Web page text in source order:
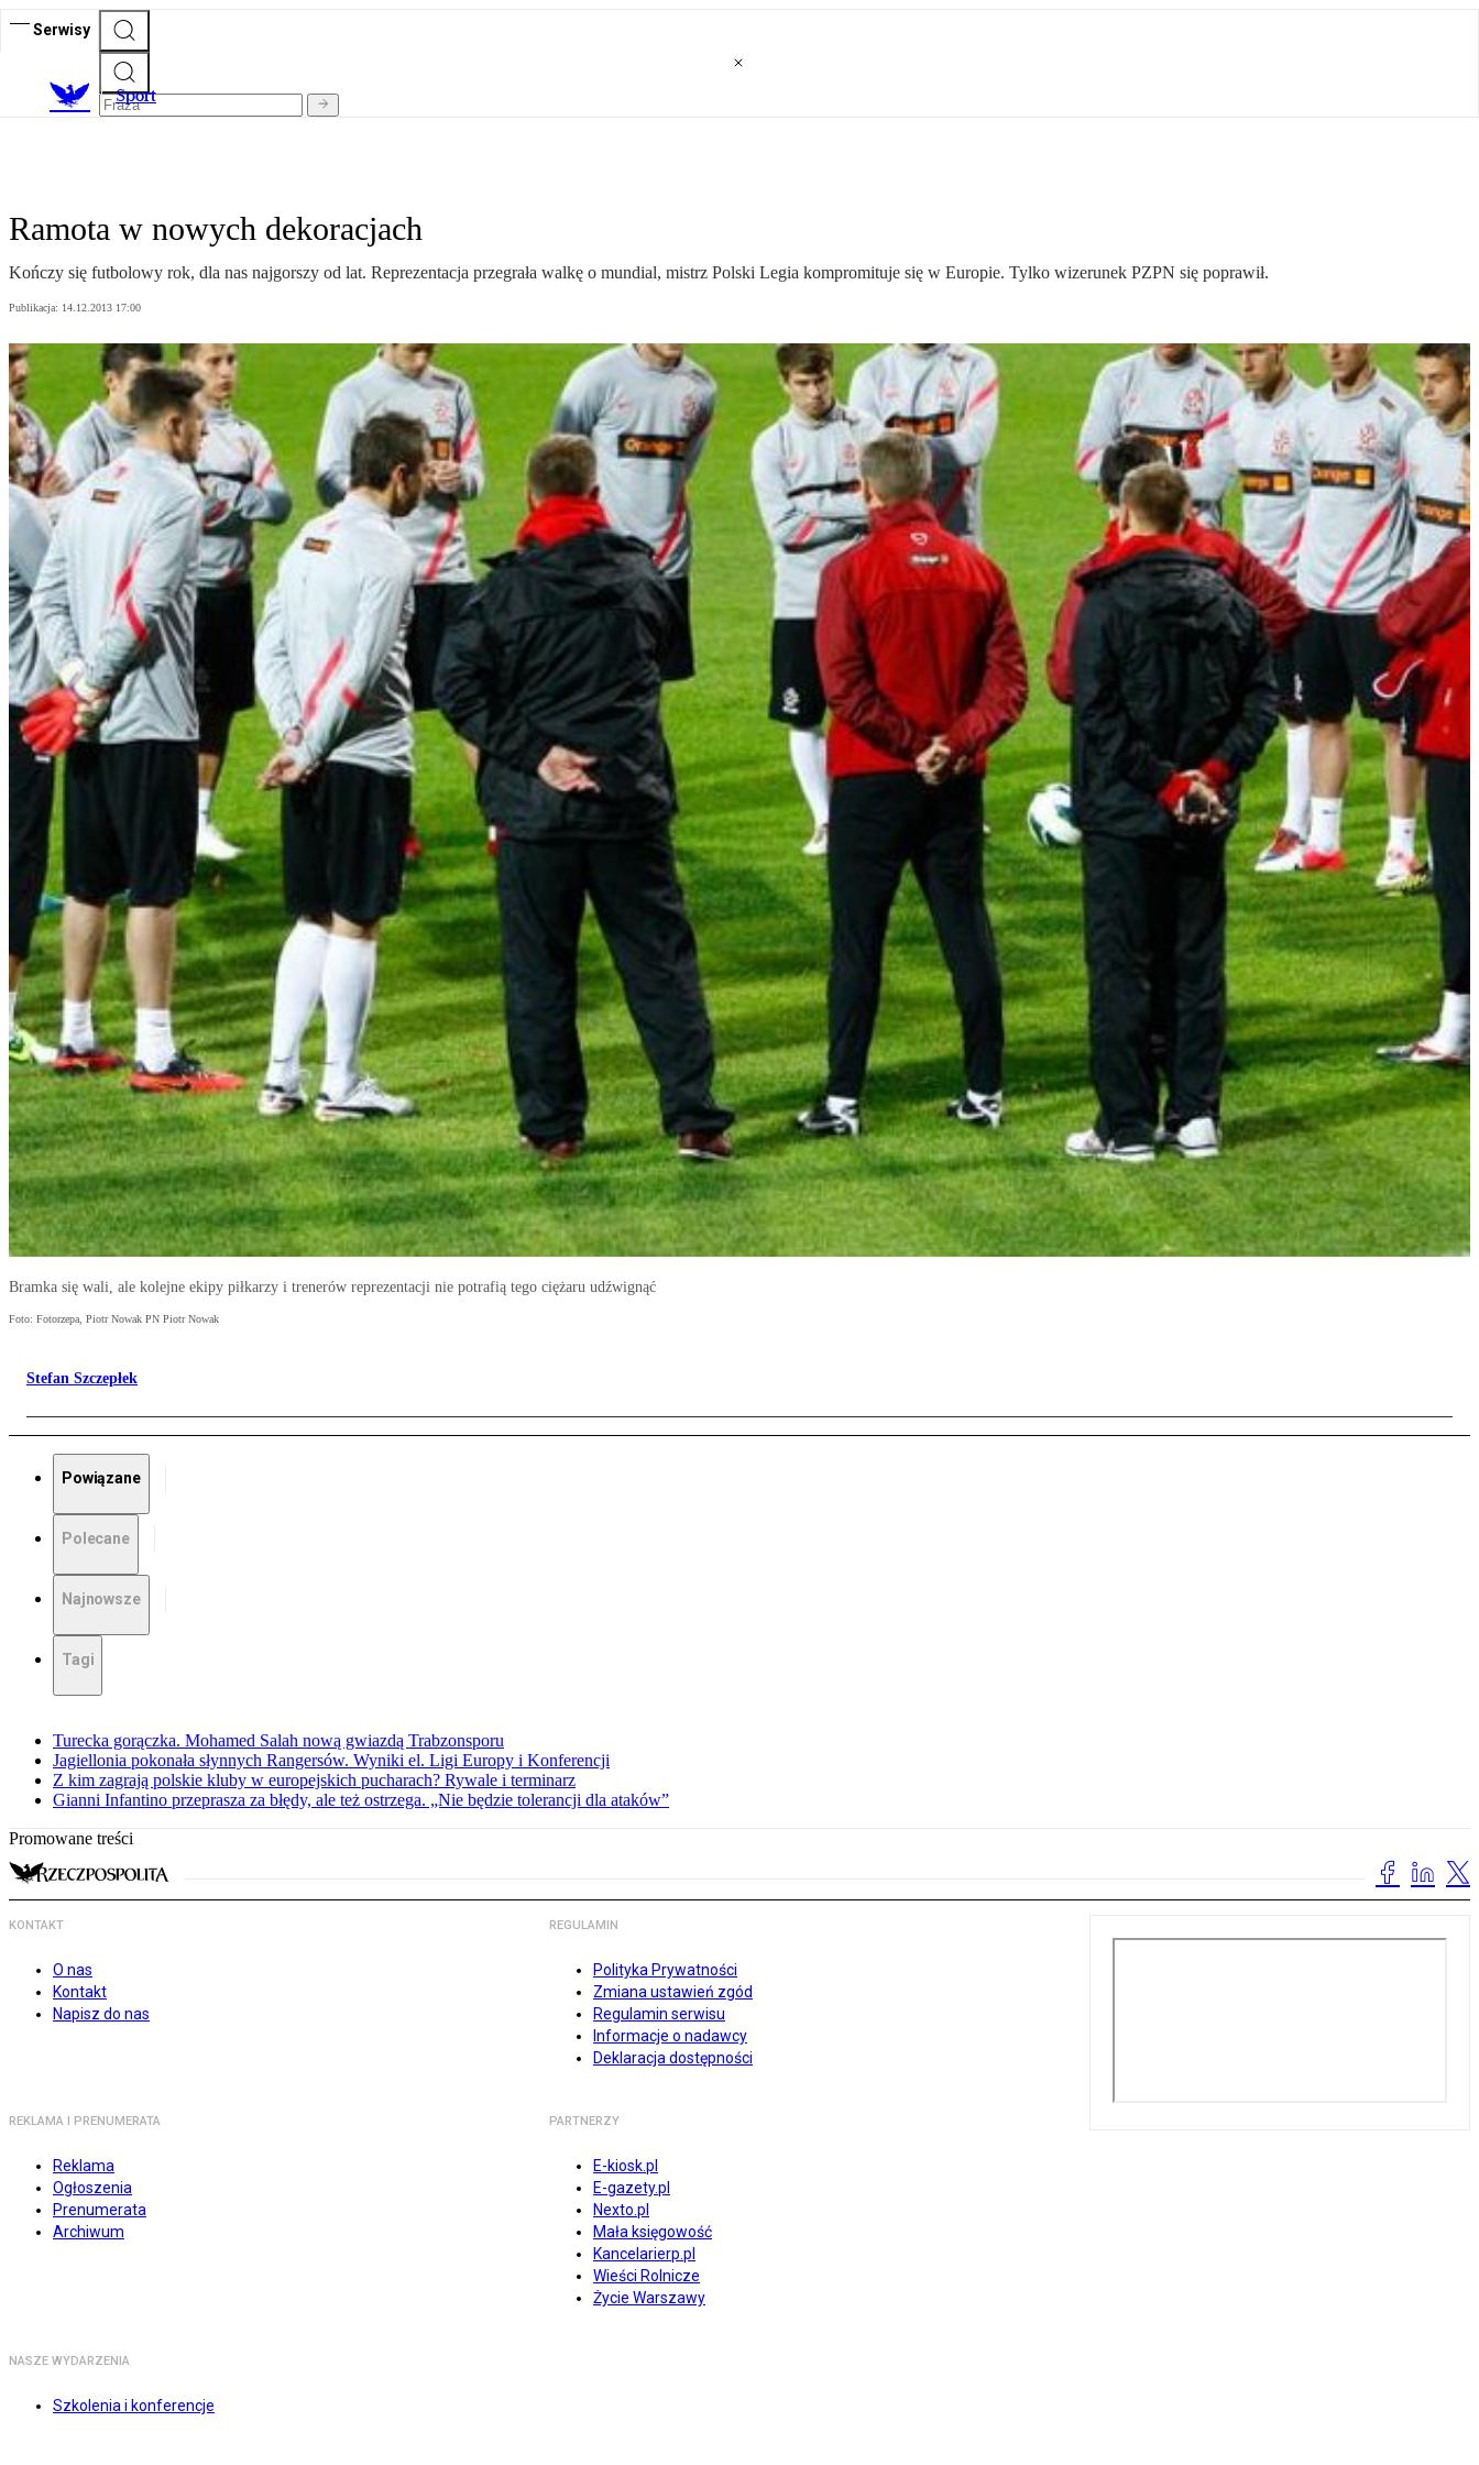
Serwisy
Sport
Ramota w nowych dekoracjach
Kończy się futbolowy rok, dla nas najgorszy od lat. Reprezentacja przegrała walkę o mundial, mistrz Polski Legia kompromituje się w Europie. Tylko wizerunek PZPN się poprawił.
Publikacja: 14.12.2013 17:00
Bramka się wali, ale kolejne ekipy piłkarzy i trenerów reprezentacji nie potrafią tego ciężaru udźwignąć
Foto: Fotorzepa, Piotr Nowak PN Piotr Nowak
Stefan Szczepłek
Powiązane
Polecane
Najnowsze
Tagi
Turecka gorączka. Mohamed Salah nową gwiazdą Trabzonsporu
Jagiellonia pokonała słynnych Rangersów. Wyniki el. Ligi Europy i Konferencji
Z kim zagrają polskie kluby w europejskich pucharach? Rywale i terminarz
Gianni Infantino przeprasza za błędy, ale też ostrzega. „Nie będzie tolerancji dla ataków”
Promowane treści
KONTAKT
O nas
Kontakt
Napisz do nas
REGULAMIN
Polityka Prywatności
Zmiana ustawień zgód
Regulamin serwisu
Informacje o nadawcy
Deklaracja dostępności
REKLAMA I PRENUMERATA
Reklama
Ogłoszenia
Prenumerata
Archiwum
PARTNERZY
E-kiosk.pl
E-gazety.pl
Nexto.pl
Mała księgowość
Kancelarierp.pl
Wieści Rolnicze
Życie Warszawy
NASZE WYDARZENIA
Szkolenia i konferencje